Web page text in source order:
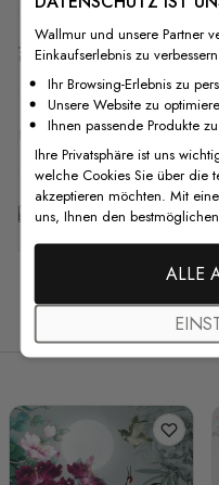
Versand & Rückgabe
F.A.Q
Kostenlose
Wallmur und unsere Partner
Einkaufserlebnis zu
Ihr Browsing-Erlebnis zu
Unsere Website zu
Ihnen passende Produkte
Ihre Privatsphäre ist uns
welche Cookies Sie über die
akzeptieren möchten. Mit
uns, Ihnen den
ALLE